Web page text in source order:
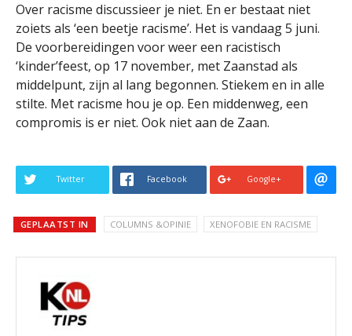
Over racisme discussieer je niet. En er bestaat niet
zoiets als ‘een beetje racisme’. Het is vandaag 5 juni.
De voorbereidingen voor weer een racistisch
‘kinder’feest, op 17 november, met Zaanstad als
middelpunt, zijn al lang begonnen. Stiekem en in alle
stilte. Met racisme hou je op. Een middenweg, een
compromis is er niet. Ook niet aan de Zaan.
Twitter Facebook Google+
GEPLAATST IN COLUMNS &OPINIE XENOFOBIE EN RACISME